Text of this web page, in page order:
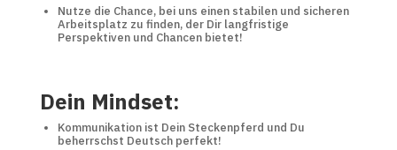
Nutze die Chance, bei uns einen stabilen und sicheren
Arbeitsplatz zu finden, der Dir langfristige
Perspektiven und Chancen bietet!
Dein Mindset:
Kommunikation ist Dein Steckenpferd und Du
beherrschst Deutsch perfekt!